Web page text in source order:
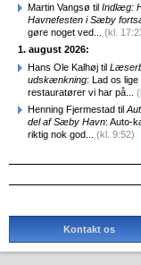
Martin Vangsø til Indlæg:
Havnefesten i Sæby
gøre noget ved... (kl.
1. august 2026:
Hans Ole Kalhøj til
udskænkning: Lad os
restauratører vi har på...
Henning Fjermestad til
del af Sæby Havn: Auto-
riktig nok god... (kl. 9:52)
Kontakt os